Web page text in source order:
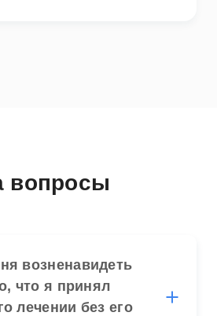
вопросы
возненавидеть
что я принял
лечении без его